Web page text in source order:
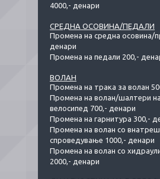
4000,- денари
СРЕДНА ОСОВИНА/ПЕДАЛИ
Промена на средна осовина/
денари
Промена на педали 200,-
ВОЛАН
Промена на трака за волан
Промена на волан/шалтери
велосипед 700,- денари
Промена на гарнитура 300,-
Промена на волан со
спроведување 1000,- денари
Промена на волан со
2000,- денари